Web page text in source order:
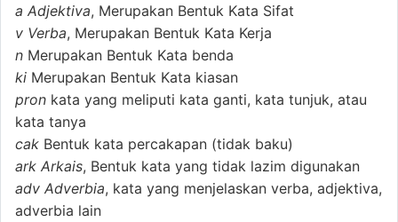
a Adjektiva, Merupakan Bentuk Kata Sifat
v Verba, Merupakan Bentuk Kata Kerja
n Merupakan Bentuk Kata benda
ki Merupakan Bentuk Kata kiasan
pron kata yang meliputi kata ganti, kata tunjuk, atau
kata tanya
cak Bentuk kata percakapan (tidak baku)
ark Arkais, Bentuk kata yang tidak lazim digunakan
adv Adverbia, kata yang menjelaskan verba, adjektiva,
adverbia lain